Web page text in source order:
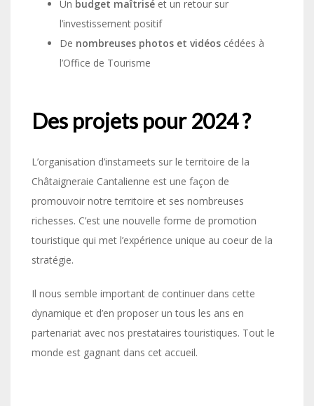
Un budget maîtrisé et un retour sur
l’investissement positif
De nombreuses photos et vidéos cédées à
l’Office de Tourisme
Des projets pour 2024 ?
L’organisation d’instameets sur le territoire de la
Châtaigneraie Cantalienne est une façon de
promouvoir notre territoire et ses nombreuses
richesses. C’est une nouvelle forme de promotion
touristique qui met l’expérience unique au coeur de la
stratégie.
Il nous semble important de continuer dans cette
dynamique et d’en proposer un tous les ans en
partenariat avec nos prestataires touristiques. Tout le
monde est gagnant dans cet accueil.